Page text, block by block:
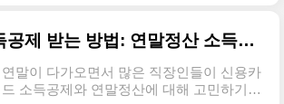
적립..
히 알아보겠습니다. 환급금이 정확히 무엇
는지, 누가 받을 수 있는지까지 한번에 정리
해드릴게요. 특히 홈택스나 손택스에서 간
신용카드 소득공제 받는 방법: 연말정산 소득공제, 신용카드 공제 한도
연말이 다가오면서 많은 직장인들이 신용카
드 소득공제와 연말정산에 대해 고민하기